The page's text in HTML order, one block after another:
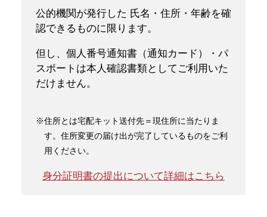
公的機関が発行した 氏名・住所・年齢を確
認できるものに限ります。
但し、個人番号通知書（通知カード）・パ
スポートは本人確認書類としてご利用いた
だけません。
※住所とは宅配キット送付先＝現住所に当たりま
す。住所変更の届け出が完了しているものをご利
用ください。
身分証明書の提出について詳細はこちら